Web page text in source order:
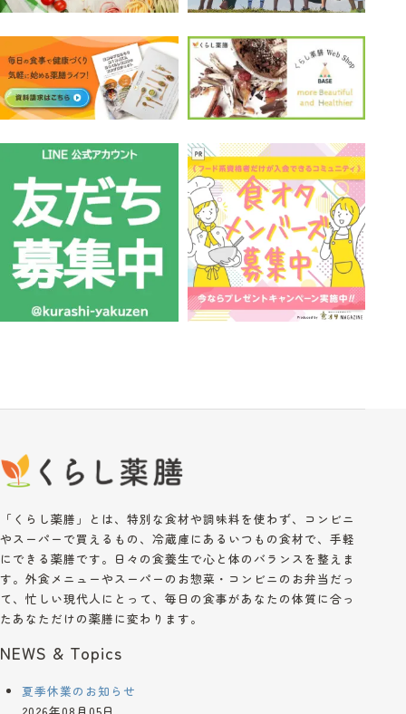
「くらし薬膳」とは、特別な食材や調味料を使わず、コンビニ
やスーパーで買えるもの、冷蔵庫にあるいつもの食材で、手軽
にできる薬膳です。日々の食養生で心と体のバランスを整えま
す。外食メニューやスーパーのお惣菜・コンビニのお弁当だっ
て、忙しい現代人にとって、毎日の食事があなたの体質に合っ
たあなただけの薬膳に変わります。
NEWS & Topics
夏季休業のお知らせ